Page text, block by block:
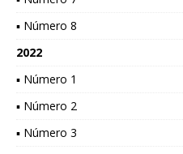
▪ Número 8
2022
▪ Número 1
▪ Número 2
▪ Número 3